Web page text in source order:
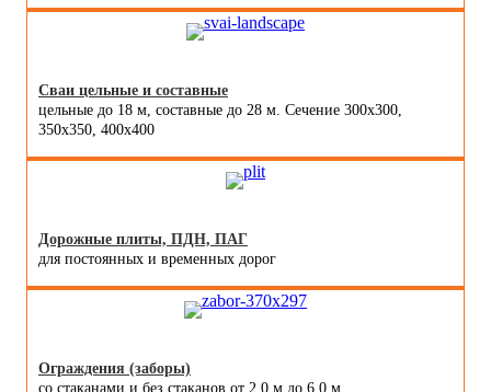
Сваи цельные и составные
цельные до 18 м, составные до 28 м. Сечение 300x300,
350x350, 400х400
Дорожные плиты, ПДН, ПАГ
для постоянных и временных дорог
Ограждения (заборы)
со стаканами и без стаканов от 2,0 м до 6,0 м